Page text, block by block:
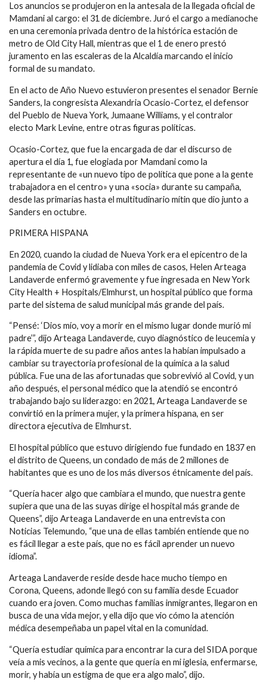
Los anuncios se produjeron en la antesala de la llegada oficial de
Mamdani al cargo: el 31 de diciembre. Juró el cargo a medianoche
en una ceremonia privada dentro de la histórica estación de
metro de Old City Hall, mientras que el 1 de enero prestó
juramento en las escaleras de la Alcaldía marcando el inicio
formal de su mandato.
En el acto de Año Nuevo estuvieron presentes el senador Bernie
Sanders, la congresista Alexandria Ocasio-Cortez, el defensor
del Pueblo de Nueva York, Jumaane Williams, y el contralor
electo Mark Levine, entre otras figuras políticas.
Ocasio-Cortez, que fue la encargada de dar el discurso de
apertura el día 1, fue elogiada por Mamdani como la
representante de «un nuevo tipo de política que pone a la gente
trabajadora en el centro» y una «socia» durante su campaña,
desde las primarias hasta el multitudinario mítin que dio junto a
Sanders en octubre.
PRIMERA HISPANA
En 2020, cuando la ciudad de Nueva York era el epicentro de la
pandemia de Covid y lidiaba con miles de casos, Helen Arteaga
Landaverde enfermó gravemente y fue ingresada en New York
City Health + Hospitals/Elmhurst, un hospital público que forma
parte del sistema de salud municipal más grande del país.
“Pensé: ‘Dios mío, voy a morir en el mismo lugar donde murió mi
padre’”, dijo Arteaga Landaverde, cuyo diagnóstico de leucemia y
la rápida muerte de su padre años antes la habían impulsado a
cambiar su trayectoria profesional de la química a la salud
pública. Fue una de las afortunadas que sobrevivió al Covid, y un
año después, el personal médico que la atendió se encontró
trabajando bajo su liderazgo: en 2021, Arteaga Landaverde se
convirtió en la primera mujer, y la primera hispana, en ser
directora ejecutiva de Elmhurst.
El hospital público que estuvo dirigiendo fue fundado en 1837 en
el distrito de Queens, un condado de más de 2 millones de
habitantes que es uno de los más diversos étnicamente del país.
“Quería hacer algo que cambiara el mundo, que nuestra gente
supiera que una de las suyas dirige el hospital más grande de
Queens”, dijo Arteaga Landaverde en una entrevista con
Noticias Telemundo, “que una de ellas también entiende que no
es fácil llegar a este país, que no es fácil aprender un nuevo
idioma”.
Arteaga Landaverde reside desde hace mucho tiempo en
Corona, Queens, adonde llegó con su familia desde Ecuador
cuando era joven. Como muchas familias inmigrantes, llegaron en
busca de una vida mejor, y ella dijo que vio cómo la atención
médica desempeñaba un papel vital en la comunidad.
“Quería estudiar química para encontrar la cura del SIDA porque
veía a mis vecinos, a la gente que quería en mi iglesia, enfermarse,
morir, y había un estigma de que era algo malo”, dijo.